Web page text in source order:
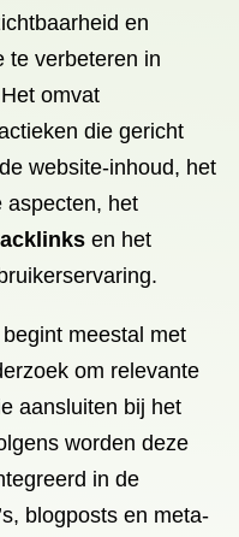
en
te verbeteren in
omvat
die gericht
website-inhoud, het
aspecten, het
en het
meestal met
om relevante
aansluiten bij het
worden deze
in de
blogposts en meta-